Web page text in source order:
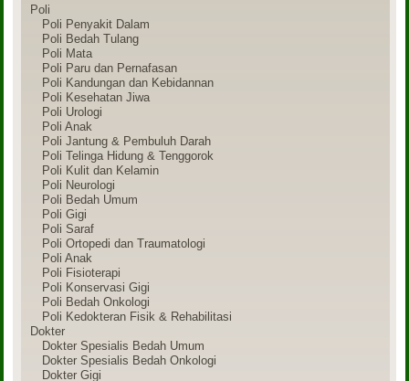
Poli
Poli Penyakit Dalam
Poli Bedah Tulang
Poli Mata
Poli Paru dan Pernafasan
Poli Kandungan dan Kebidannan
Poli Kesehatan Jiwa
Poli Urologi
Poli Anak
Poli Jantung & Pembuluh Darah
Poli Telinga Hidung & Tenggorok
Poli Kulit dan Kelamin
Poli Neurologi
Poli Bedah Umum
Poli Gigi
Poli Saraf
Poli Ortopedi dan Traumatologi
Poli Anak
Poli Fisioterapi
Poli Konservasi Gigi
Poli Bedah Onkologi
Poli Kedokteran Fisik & Rehabilitasi
Dokter
Dokter Spesialis Bedah Umum
Dokter Spesialis Bedah Onkologi
Dokter Gigi